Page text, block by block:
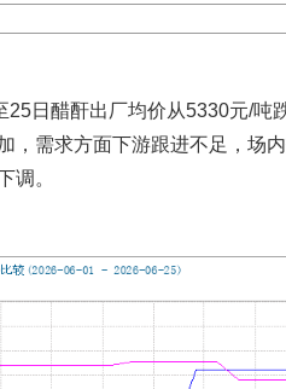
日醋酐出厂均价从5330元/吨
，需求方面下游跟进不足，场
调。